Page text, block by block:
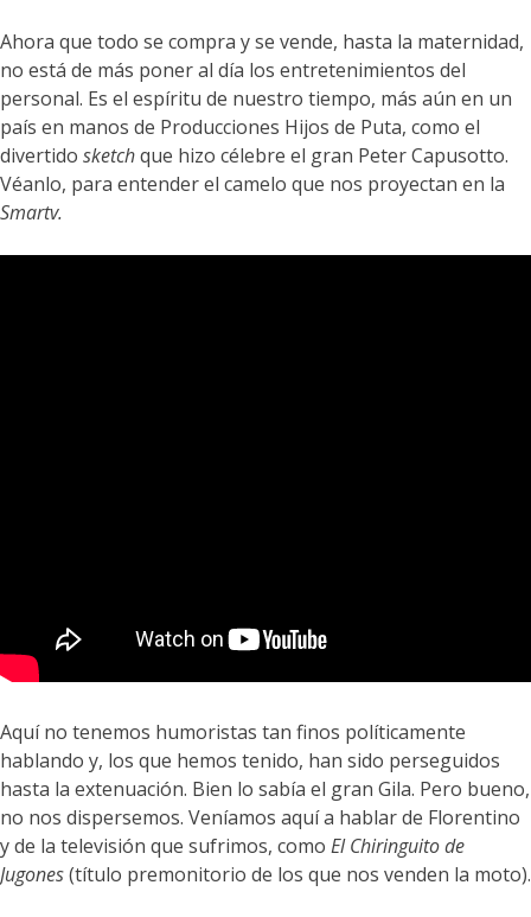
Ahora que todo se compra y se vende, hasta la maternidad,
no está de más poner al día los entretenimientos del
personal. Es el espíritu de nuestro tiempo, más aún en un
país en manos de Producciones Hijos de Puta, como el
divertido sketchque hizo célebre el gran Peter Capusotto.
Véanlo, para entender el camelo que nos proyectan en la
Smartv.
Aquí no tenemos humoristas tan finos políticamente
hablando y, los que hemos tenido, han sido perseguidos
hasta la extenuación. Bien lo sabía el gran Gila. Pero bueno,
no nos dispersemos. Veníamos aquí a hablar de Florentino
y de la televisión que sufrimos, como El Chiringuito de
Jugones(título premonitorio de los que nos venden la moto).